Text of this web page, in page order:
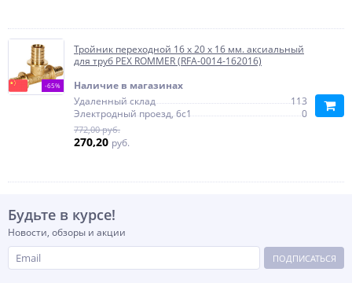
-65%
Тройник переходной 16 x 20 x 16 мм. аксиальный
для труб PEX ROMMER (RFA-0014-162016)
Наличие в магазинах
Удаленный склад
113
Электродный проезд, 6с1
0
772,00 руб.
270,20 руб.
Будьте в курсе!
Новости, обзоры и акции
ПОДПИСАТЬСЯ